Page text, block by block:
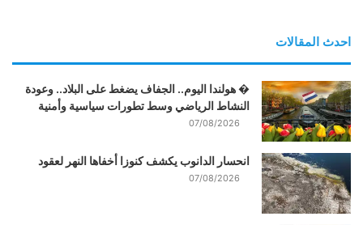
احدث المقالات
� هولندا اليوم.. الجفاف يضغط على البلاد.. وعودة
النشاط الرياضي وسط تطورات سياسية وأمنية
07/08/2026
انحسار الدانوب يكشف كنوزا أخفاها النهر لعقود
07/08/2026